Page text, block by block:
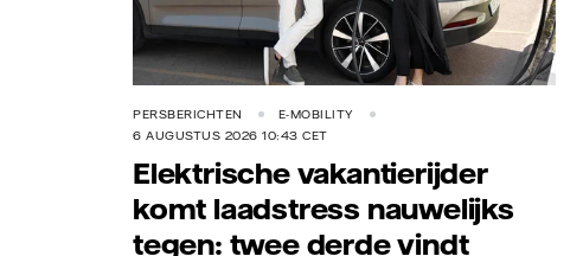
PERSBERICHTEN
E-MOBILITY
6 AUGUSTUS 2026 10:43 CET
Elektrische vakantierijder
komt laadstress nauwelijks
tegen: twee derde vindt